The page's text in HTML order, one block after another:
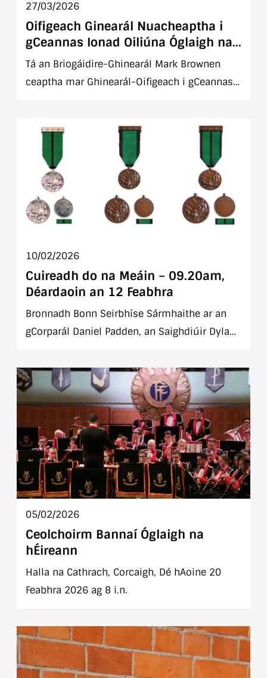
27/03/2026
Oifigeach Ginearál Nuacheaptha i
gCeannas Ionad Oiliúna Óglaigh na
hÉireann
Tá an Briogáidire-Ghinearál Mark Brownen
ceaptha mar Ghinearál-Oifigeach i gCeannas
10/02/2026
Cuireadh do na Meáin – 09.20am,
Déardaoin an 12 Feabhra
Bronnadh Bonn Seirbhíse Sármhaithe ar an
gCorparál Daniel Padden, an Saighdiúir Dylan
an tAthair Paul Murphy agus Oscailt
Chóiríocht USAC ag an Aire Cosanta, an tUasal
Helen McEntee T.D.
05/02/2026
Ceolchoirm Bannaí Óglaigh na
hÉireann
Halla na Cathrach, Corcaigh, Dé hAoine 20
Feabhra 2026 ag 8 i.n.